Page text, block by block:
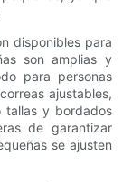
disponibles para
son amplias y
para personas
ajustables,
tallas y bordados
de garantizar
se ajusten